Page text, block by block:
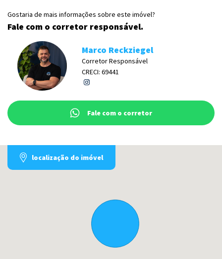
Gostaria de mais informações sobre este imóvel?
Fale com o corretor responsável.
Marco Reckziegel
Corretor Responsável
CRECI: 69441
Fale com o corretor
localização do imóvel